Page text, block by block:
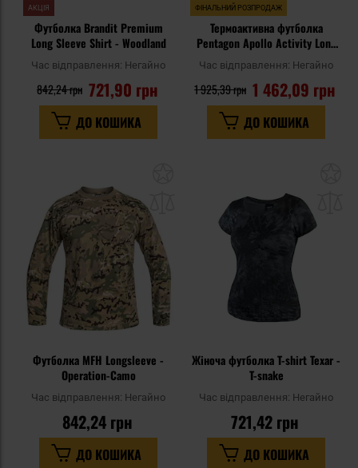
АКЦІЯ
Футболка Brandit Premium
Long Sleeve Shirt - Woodland
Час відправлення: Негайно
721,90 грн
842,24 грн
ДО КОШИКА
ФІНАЛЬНИЙ РОЗПРОДАЖ
Термоактивна футболка
Pentagon Apollo Activity Long
Sleeve - PentaCamo
Час відправлення: Негайно
1 462,09 грн
1 925,39 грн
ДО КОШИКА
уподобань
Футболка MFH Longsleeve -
Operation-Camo
Час відправлення: Негайно
842,24 грн
ДО КОШИКА
Жіноча футболка T-shirt Texar -
T-snake
Час відправлення: Негайно
721,42 грн
ДО КОШИКА